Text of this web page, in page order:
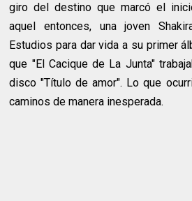
giro del destino que marcó el
aquel entonces, una joven
Estudios para dar vida a su primer
que "El Cacique de La Junta"
disco "Título de amor". Lo que
caminos de manera inesperada.